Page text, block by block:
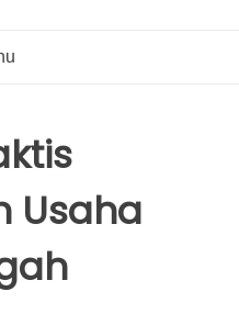
Usaha